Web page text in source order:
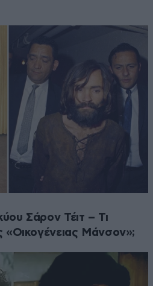
Σάρον Τέιτ – Τι
«Οικογένειας Μάνσον»;